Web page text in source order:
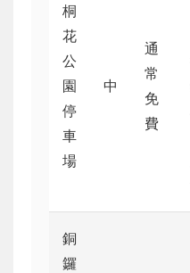
桐
花
公
園
停
車
場
中
通
常
免
費
銅
鑼